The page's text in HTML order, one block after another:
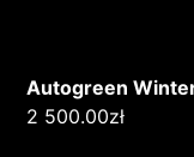
Autogreen
2 500.00zł